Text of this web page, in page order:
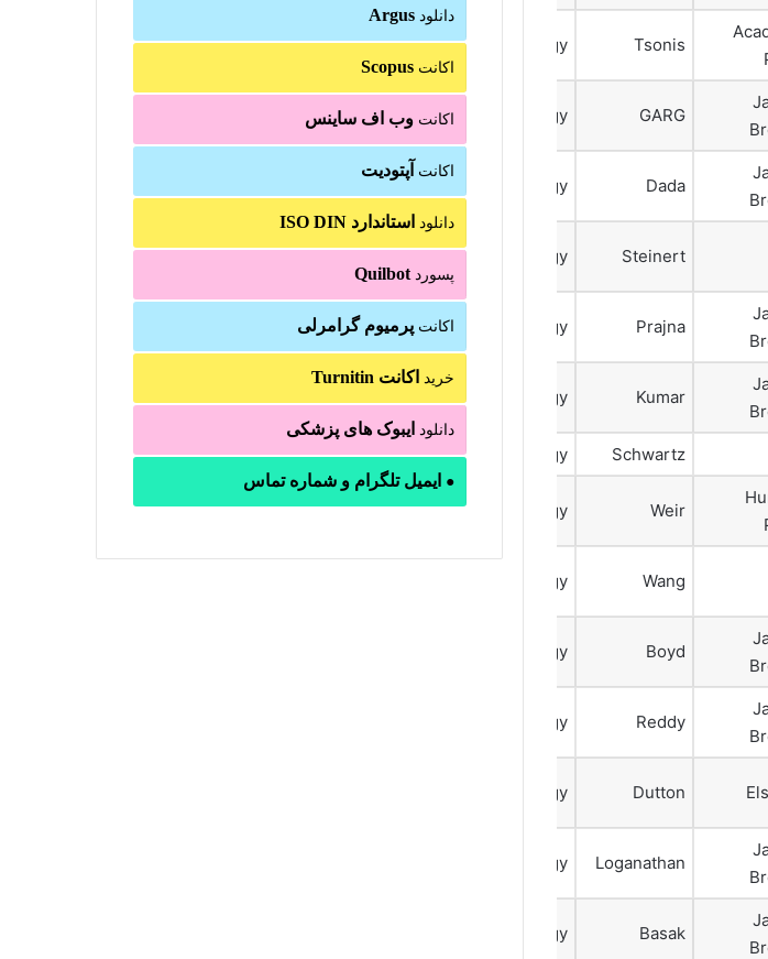
Tsonis
Ophtalmology
GARG
Ophtalmology
Dada
Ophtalmology
Steinert
Ophtalmology
Prajna
Ophtalmology
Kumar
Ophtalmology
Schwartz
Ophtalmology
Weir
Ophtalmology
Wang
Ophtalmology
Boyd
Ophtalmology
Reddy
Ophtalmology
Dutton
Ophtalmology
Loganathan
Ophtalmology
Basak
Ophtalmology
دانلودArgus
اکانتScopus
اکانتوب اف ساینس
اکانت آپتودیت
دانلود استاندارد ISO DIN
پسوردQuilbot
اکانتپرمیوم گرامرلی
خرید اکانت Turnitin
دانلود ایبوک های پزشکی
● ایمیل تلگرام و شماره تماس